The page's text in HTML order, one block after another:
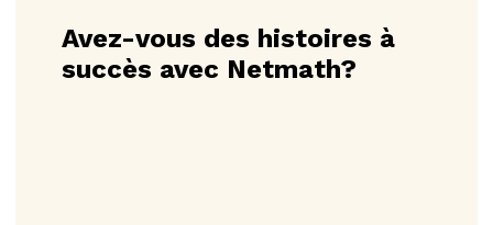
Avez-vous des histoires à
succès avec Netmath?